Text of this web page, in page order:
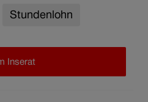
Stundenlohn
Inserat